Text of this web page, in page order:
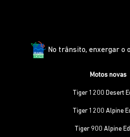
No trânsito, enxergar o
Motos novas
Tiger 1200 Desert
Tiger 1200 Alpine
Tiger 900 Alpine